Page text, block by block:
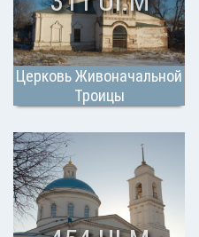
Церковь Живоначальной
Троицы